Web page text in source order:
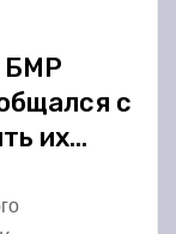
БМР
с
их